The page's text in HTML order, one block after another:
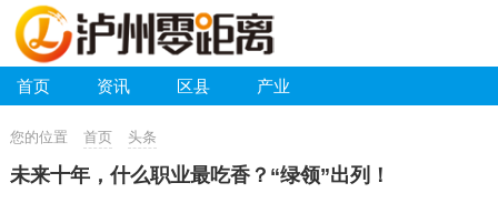
首页 资讯 区县 产业
您的位置 首页 头条
未来十年，什么职业最吃香？“绿领”出列！